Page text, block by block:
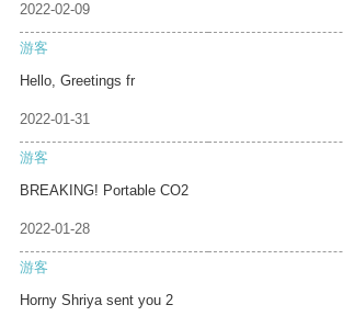
2022-02-09
游客
Hello, Greetings fr
2022-01-31
游客
BREAKING! Portable CO2
2022-01-28
游客
Horny Shriya sent you 2